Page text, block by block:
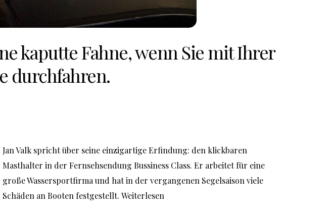
kaputte Fahne, wenn Sie mit Ihrer
durchfahren.
Jan Valk spricht über seine einzigartige Erfindung: den klickbaren
Masthalter in der Fernsehsendung Bussiness Class. Er arbeitet für eine
große Wassersportfirma und hat in der vergangenen Segelsaison viele
Schäden an Booten festgestellt. Weiterlesen